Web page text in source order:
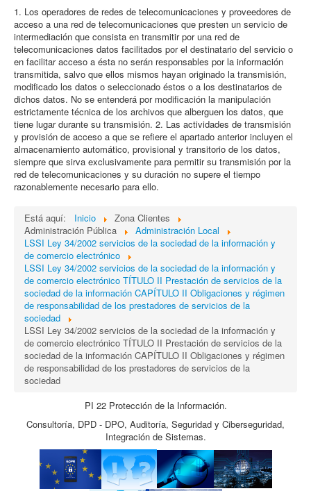
1. Los operadores de redes de telecomunicaciones y proveedores de
acceso a una red de telecomunicaciones que presten un servicio de
intermediación que consista en transmitir por una red de
telecomunicaciones datos facilitados por el destinatario del servicio o
en facilitar acceso a ésta no serán responsables por la información
transmitida, salvo que ellos mismos hayan originado la transmisión,
modificado los datos o seleccionado éstos o a los destinatarios de
dichos datos. No se entenderá por modificación la manipulación
estrictamente técnica de los archivos que alberguen los datos, que
tiene lugar durante su transmisión. 2. Las actividades de transmisión
y provisión de acceso a que se refiere el apartado anterior incluyen el
almacenamiento automático, provisional y transitorio de los datos,
siempre que sirva exclusivamente para permitir su transmisión por la
red de telecomunicaciones y su duración no supere el tiempo
razonablemente necesario para ello.
Está aquí: Inicio
Zona Clientes
Administración Pública
Administración Local
LSSI Ley 34/2002 servicios de la sociedad de la información y
de comercio electrónico
LSSI Ley 34/2002 servicios de la sociedad de la información y
de comercio electrónico TÍTULO II Prestación de servicios de la
sociedad de la información CAPÍTULO II Obligaciones y régimen
de responsabilidad de los prestadores de servicios de la
sociedad
LSSI Ley 34/2002 servicios de la sociedad de la información y
de comercio electrónico TÍTULO II Prestación de servicios de la
sociedad de la información CAPÍTULO II Obligaciones y régimen
de responsabilidad de los prestadores de servicios de la
sociedad
PI 22 Protección de la Información.
Consultoría, DPD - DPO, Auditoría, Seguridad y Ciberseguridad,
Integración de Sistemas.